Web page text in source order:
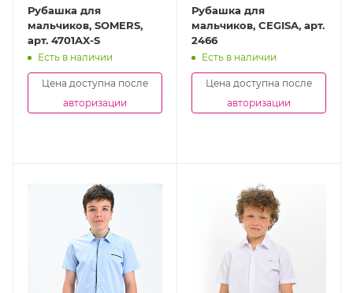
Рубашка для
мальчиков, SOMERS,
арт. 4701AX-S
Есть в наличии
Цена доступна после
авторизации
Рубашка для
мальчиков, CEGISA, арт.
2466
Есть в наличии
Цена доступна после
авторизации